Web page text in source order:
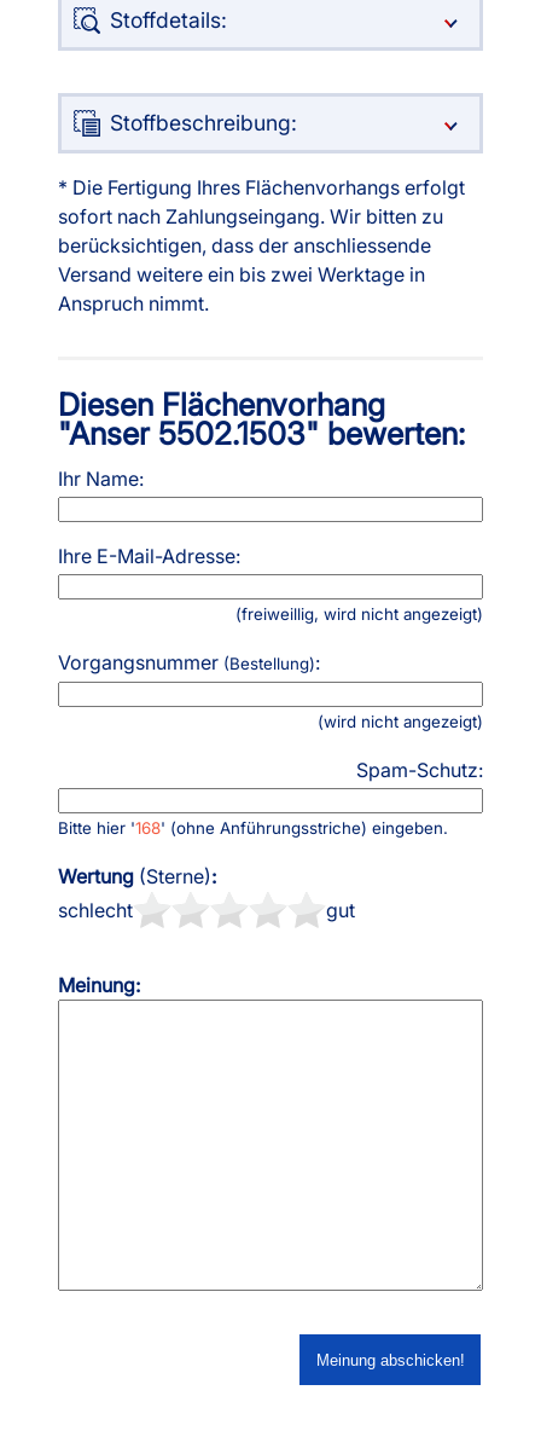
Stoffdetails:
Stoffbeschreibung:
* Die Fertigung Ihres Flächenvorhangs erfolgt
sofort nach Zahlungseingang. Wir bitten zu
berücksichtigen, dass der anschliessende
Versand weitere ein bis zwei Werktage in
Anspruch nimmt.
Diesen Flächenvorhang
"Anser 5502.1503" bewerten:
Ihr Name:
Ihre E-Mail-Adresse:
(freiweillig, wird nicht angezeigt)
Vorgangsnummer (Bestellung):
(wird nicht angezeigt)
Spam-Schutz:
Bitte hier '168' (ohne Anführungsstriche) eingeben.
Wertung (Sterne):
schlecht
gut
Meinung: